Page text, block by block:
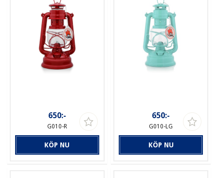
650:-
G010-R
KÖP NU
650:-
G010-LG
KÖP NU